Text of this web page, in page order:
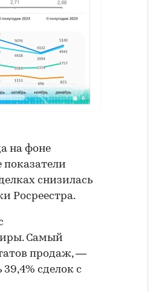
на фоне
показатели
снизилась
Росреестра.
Самый
продаж, —
сделок с